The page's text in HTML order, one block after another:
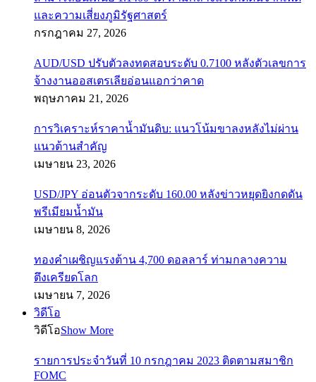
และความเสี่ยงภูมิรัฐศาสตร์
กรกฎาคม 27, 2026
AUD/USD ปรับตัวลงทดสอบระดับ 0.7100 หลังตัวเลขการ
จ้างงานออสเตรเลียอ่อนแอกว่าคาด
พฤษภาคม 21, 2026
การวิเคราะห์ราคาน้ำมันดิบ: แนวโน้มขาลงหลังไม่ผ่าน
แนวต้านสำคัญ
เมษายน 23, 2026
USD/JPY อ่อนตัวจากระดับ 160.00 หลังข่าวหยุดยิงกดดัน
พรีเมียมน้ำมัน
เมษายน 8, 2026
ทองคำเผชิญแรงต้าน 4,700 ดอลลาร์ ท่ามกลางความ
ตึงเครียดโลก
เมษายน 7, 2026
วิดีโอ
วิดีโอShow More
รายการประจำวันที่ 10 กรกฎาคม 2023 ติดตามสมาชิก
FOMC